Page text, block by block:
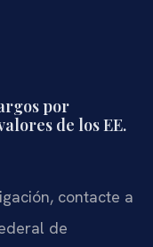
por
de los EE.
contacte a
de